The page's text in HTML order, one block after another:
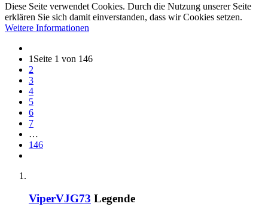
Diese Seite verwendet Cookies. Durch die Nutzung unserer Seite
erklären Sie sich damit einverstanden, dass wir Cookies setzen.
Weitere Informationen
1 Seite 1 von 146
2
3
4
5
6
7
…
146
ViperVJG73 Legende